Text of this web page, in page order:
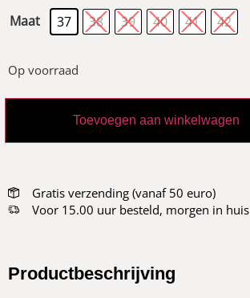
Maat 37 38 39 40 41 42
Op voorraad
Toevoegen aan winkelwagen
Gratis verzending (vanaf 50 euro)
Voor 15.00 uur besteld, morgen in huis
Productbeschrijving